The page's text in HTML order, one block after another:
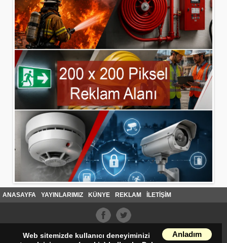
Anladım
Web sitemizde kullanıcı deneyiminizi
ANASAYFA YAYINLARIMIZ KÜNYE REKLAM İLETİŞİM